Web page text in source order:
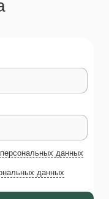
данных
данных